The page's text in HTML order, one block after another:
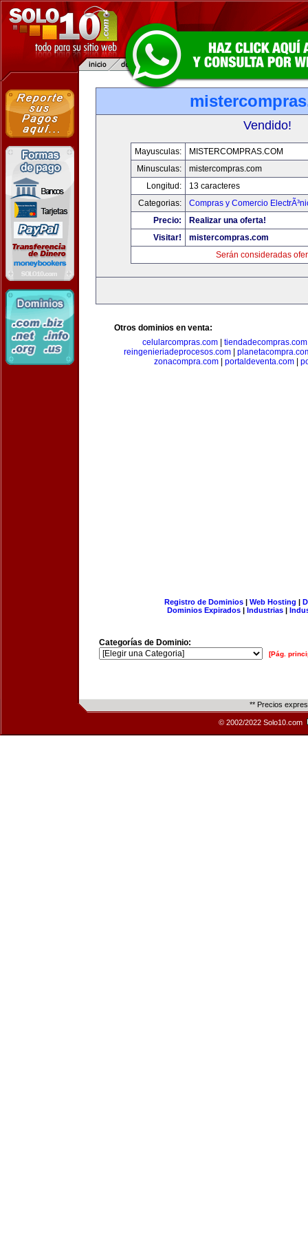
Vendido!
Mayusculas:
MISTERCOMPRAS.COM
Minusculas:
mistercompras.com
Longitud:
13 caracteres
Categorias:
Compras y Comercio
Precio:
Realizar una oferta!
Visitar!
mistercompras.com
Serán consideradas
Otros dominios en venta:
celularcompras.com| tiendadecompras.com
reingenieriadeprocesos.com|
zonacompra.com| portaldeventa.com|
Registro de Dominios| Web Hosting |
Dominios Expirados | Industrias |
Categorías de Dominio:
[Pág.
** Precios
© 2002/2022 Solo10.com